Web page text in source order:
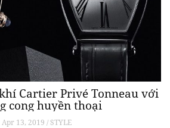
Cartier Privé Tonneau với
cong huyền thoại
Apr 13, 2019 / STYLE